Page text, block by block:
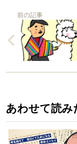
前の記事
あわせて読み